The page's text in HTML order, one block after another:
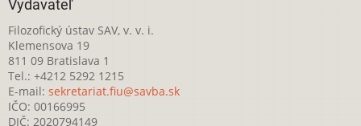
Vydavateľ
Filozofický ústav SAV, v. v. i.
Klemensova 19
811 09 Bratislava 1
Tel.: +4212 5292 1215
E-mail: sekretariat.fiu@savba.sk
IČO: 00166995
DIČ: 2020794149